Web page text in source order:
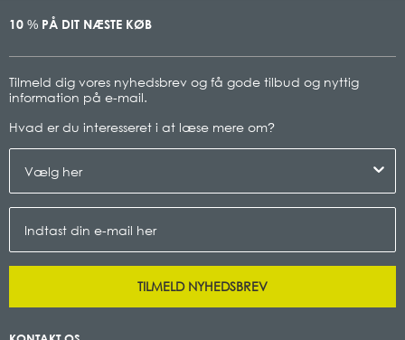
10 % PÅ DIT NÆSTE KØB
Tilmeld dig vores nyhedsbrev og få gode tilbud og nyttig
information på e-mail.
Hvad er du interesseret i at læse mere om?
TILMELD NYHEDSBREV